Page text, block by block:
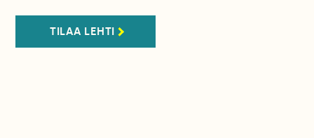
TILAA LEHTI